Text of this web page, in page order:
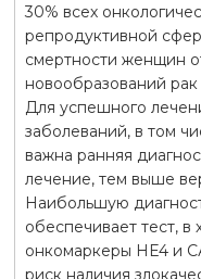
30% всех
репродуктивной
смертности женщин
новообразований
Для успешного
заболеваний, в том
важна ранняя
лечение, тем выше
Наибольшую
обеспечивает тест,
онкомаркеры НЕ4 и
риск наличия